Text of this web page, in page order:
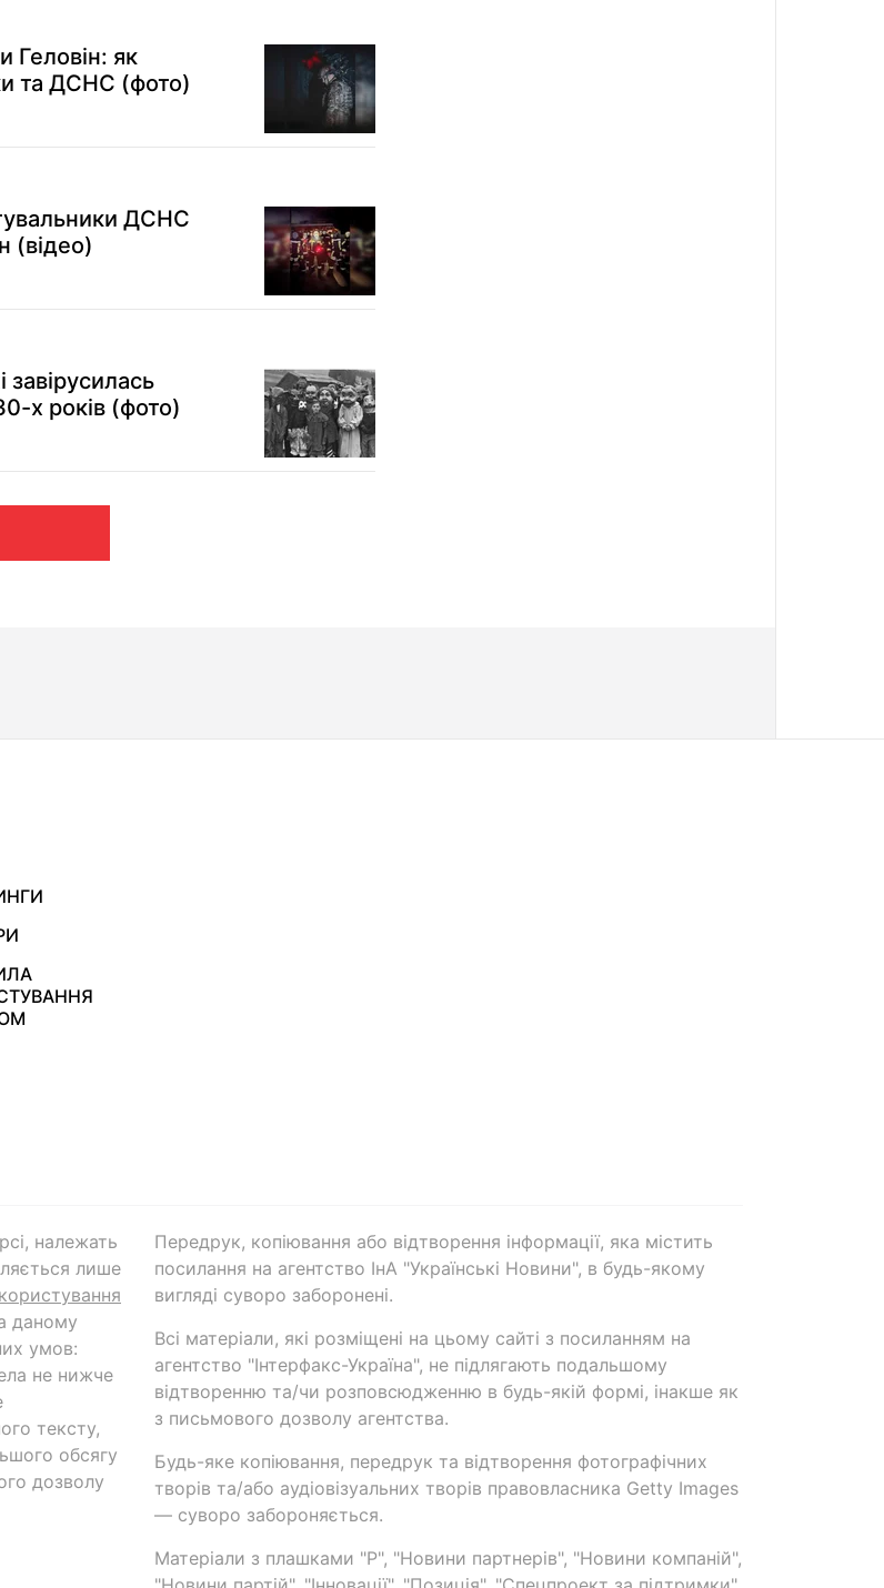
Геловін: як
та ДСНС (фото)
ДСНС
(відео)
х років (фото)
належать
лише
даному
умов:
не нижче
тексту,
обсягу
дозволу
Передрук, копіювання або відтворення інформації, яка містить
посилання на агентство ІнА "Українські Новини", в будь-якому
вигляді суворо заборонені.
Всі матеріали, які розміщені на цьому сайті з посиланням на
агентство "Інтерфакс-Україна", не підлягають подальшому
відтворенню та/чи розповсюдженню в будь-якій формі, інакше як
з письмового дозволу агентства.
Будь-яке копіювання, передрук та відтворення фотографічних
творів та/або аудіовізуальних творів правовласника Getty Images
— суворо забороняється.
Матеріали з плашками "Р", "Новини партнерів", "Новини компаній",